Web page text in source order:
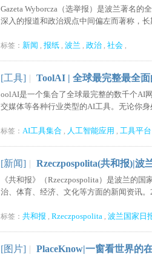
Gazeta Wyborcza（选举报）是波兰著名
深入的报道和政治观点中间偏左而著称，
标签： 新闻 , 报纸 , 波兰 , 政治 , 社会 ,
[工具] | ToolAI | 全球最完整最全
oolAI是一个集合了全球最完整的数千个AI
交媒体等各种行业类型的AI工具。无论你
标签： AI工具集合 , 人工智能应用 , 工具平台
[新闻] | Rzeczpospolita(共和报)|波
《共和报》（Rzeczpospolita）是波兰的
治、体育、经济、文化等方面的新闻资讯
标签： 共和报 , Rzeczpospolita , 波兰国家日
[图片] | PlaceKnow|一窗看世界的